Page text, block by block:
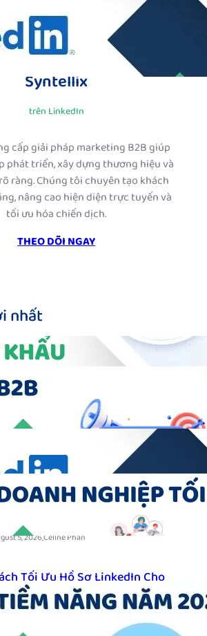
Syntellix
trên LinkedIn
cấp giải pháp marketing B2B giúp
phát triển, xây dựng thương hiệu và
ràng. Chúng tôi chuyên tạo khách
nâng cao hiện diện trực tuyến và
tối ưu hóa chiến dịch.
THEO DÕI NGAY
nhất
Vụ LinkedIn Marketing B2B:
Pháp Tối Ưu Cho Doanh
B2B
7, 2026 Celine Phan
Vụ B2B Lead Generation: Giải
Tìm Kiếm Khách Hàng Doanh
Tối Ưu
5, 2026.Celine Phan
Tối Ưu Hồ Sơ LinkedIn Cho
B2B Để Thu Hút Khách Hàng
Tiềm Năng Năm 2026